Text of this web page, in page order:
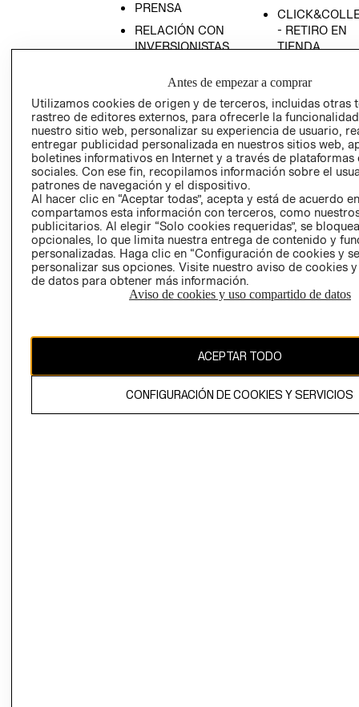
PRENSA
RELACIÓN CON
INVERSIONISTAS
EMPRESARIAL
- RETIRO EN
TIENDA
CONDICIONES
AVISO DE
PRIVACIDAD
GIFT CARD
AVISO DE
El contenido de esta página web está protegido por copyright y es
Antes de empezar a comprar
Utilizamos cookies de origen y de terceros, incluidas otras
rastreo de editores externos, para ofrecerle la
nuestro sitio web, personalizar su experiencia de usuario,
entregar publicidad personalizada en nuestros sitios web,
boletines informativos en Internet y a través de plataformas
sociales. Con ese fin, recopilamos información sobre el
patrones de navegación y el dispositivo.
Al hacer clic en “Aceptar todas”, acepta y está de acuerdo
compartamos esta información con terceros, como
publicitarios. Al elegir “Solo cookies requeridas”, se
opcionales, lo que limita nuestra entrega de contenido y
personalizadas. Haga clic en “Configuración de cookies y
personalizar sus opciones. Visite nuestro aviso de cookies
de datos para obtener más información.
Aviso de cookies y uso compartido de datos
ACEPTAR TODO
CONFIGURACIÓN DE COOKIES Y SERVICIOS